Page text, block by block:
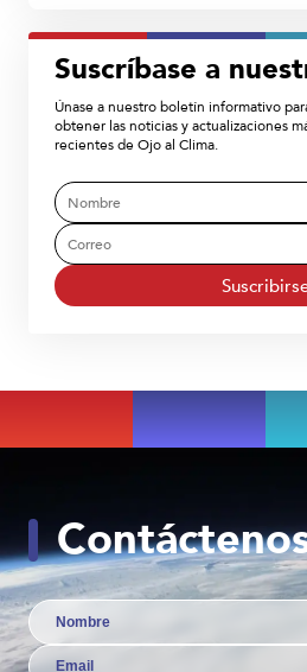
Suscríbase a
Únase a nuestro boletín informativo
obtener las noticias y actualizaciones
recientes de Ojo al Clima.